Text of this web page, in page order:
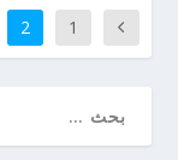
1
2